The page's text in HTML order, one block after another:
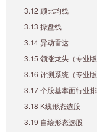
3.12 顾比均线
3.13 操盘线
3.14 异动雷达
3.15 领涨龙头（专业版
3.16 评测系统（专业版
3.17 个股基本面行业
3.18 K线形态选股
3.19 自绘形态选股